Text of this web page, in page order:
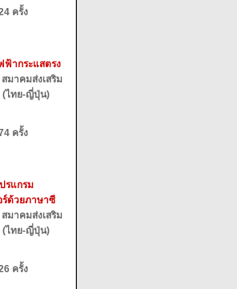
ครั้ง
ฟ้ากระแสตรง
มาคมส่งเสริม
(ไทย-ญี่ปุ่น)
ครั้ง
รแกรม
ร์ด้วยภาษาซี
มาคมส่งเสริม
(ไทย-ญี่ปุ่น)
ครั้ง